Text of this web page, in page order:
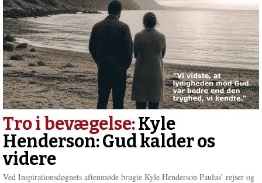
Tro i bevægelse:Kyle
Henderson: Gud kalder os
videre
Ved Inspirationsdøgnets aftenmøde brugte Kyle Henderson Paulus’ rejser og